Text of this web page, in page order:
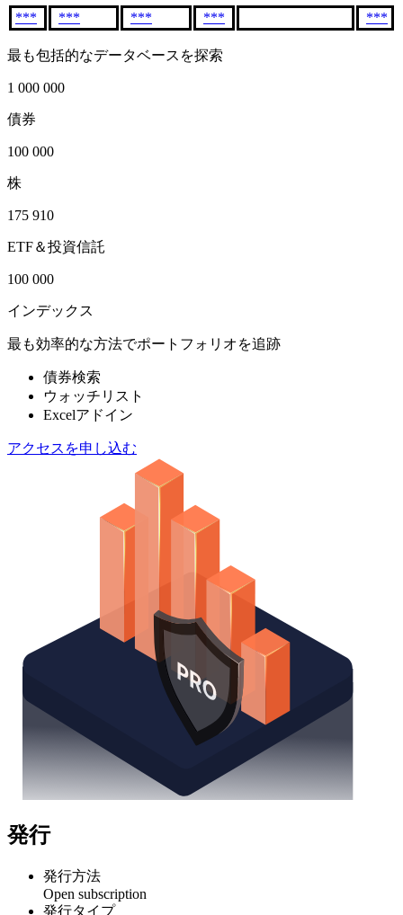
***
*** *** *** ***
最も包括的なデータベースを探索
1 000 000
債券
100 000
株
175 910
ETF＆投資信託
100 000
インデックス
最も効率的な方法でポートフォリオを追跡
債券検索
ウォッチリスト
Excelアドイン
アクセスを申し込む
発行
発行方法
Open subscription
発行タイプ